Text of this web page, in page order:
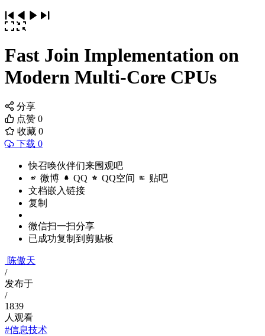
Fast Join Implementation on
Modern Multi-Core CPUs
分享
点赞 0
收藏 0
下载 0
快召唤伙伴们来围观吧
微博 QQ QQ空间 贴吧
文档嵌入链接
复制
微信扫一扫分享
已成功复制到剪贴板
陈傲天
/
发布于
/
1839
人观看
#信息技术